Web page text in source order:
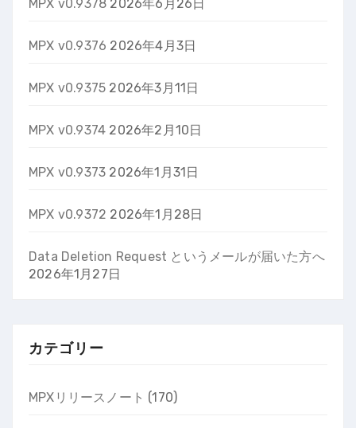
MPX v0.9378 2026年6月26日
MPX v0.9376 2026年4月3日
MPX v0.9375 2026年3月11日
MPX v0.9374 2026年2月10日
MPX v0.9373 2026年1月31日
MPX v0.9372 2026年1月28日
Data Deletion Request というメールが届いた方へ
2026年1月27日
カテゴリー
MPXリリースノート (170)